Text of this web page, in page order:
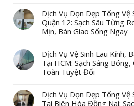
Dịch Vụ Dọn Dẹp Tổng Vệ
Quận 12: Sạch Sâu Từng
Mịn, Bàn Giao Sống Ngay
Dịch Vụ Vệ Sinh Lau Kính,
Tại HCM: Sạch Sáng
Toàn Tuyệt Đối
Dịch Vụ Dọn Dẹp Tổng Vệ
Tại Biên Hòa Đồng Nai: